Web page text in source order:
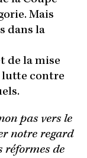
Mais
dans la
de la mise
lutte contre
pas vers le
notre regard
réformes de